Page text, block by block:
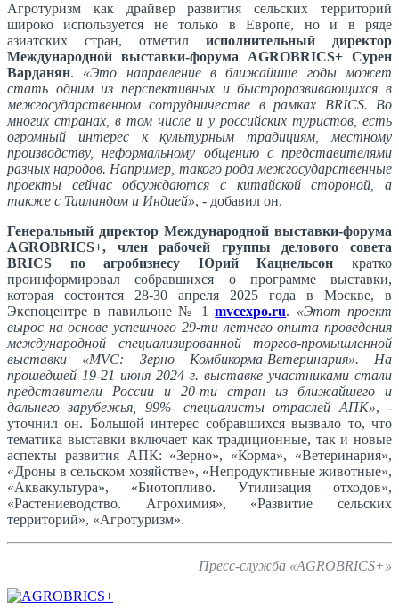
Агротуризм как драйвер развития сельских территорий
широко используется не только в Европе, но и в ряде
азиатских стран, отметил исполнительный директор
Международной выставки-форума AGROBRICS+ Сурен
Варданян. «Это направление в ближайшие годы может
стать одним из перспективных и быстроразвивающихся в
межгосударственном сотрудничестве в рамках BRICS. Во
многих странах, в том числе и у российских туристов, есть
огромный интерес к культурным традициям, местному
производству, неформальному общению с представителями
разных народов. Например, такого рода межгосударственные
проекты сейчас обсуждаются с китайской стороной, а
также с Таиландом и Индией», - добавил он.
Генеральный директор Международной выставки-форума
AGROBRICS+, член рабочей группы делового совета
BRICS по агробизнесу Юрий Кацнельсон кратко
проинформировал собравшихся о программе выставки,
которая состоится 28-30 апреля 2025 года в Москве, в
Экспоцентре в павильоне № 1mvcexpo.ru. «Этот проект
вырос на основе успешного 29-ти летнего опыта проведения
международной специализированной торгов-промышленной
выставки «MVC: Зерно Комбикорма-Ветеринария». На
прошедшей 19-21 июня 2024 г. выставке участниками стали
представители России и 20-ти стран из ближайшего и
дальнего зарубежья, 99%- специалисты отраслей АПК», -
уточнил он. Большой интерес собравшихся вызвало то, что
тематика выставки включает как традиционные, так и новые
аспекты развития АПК: «Зерно», «Корма», «Ветеринария»,
«Дроны в сельском хозяйстве», «Непродуктивные животные»,
«Аквакультура», «Биотопливо. Утилизация отходов»,
«Растениеводство. Агрохимия», «Развитие сельских
территорий», «Агротуризм».
Пресс-служба «AGROBRICS+»